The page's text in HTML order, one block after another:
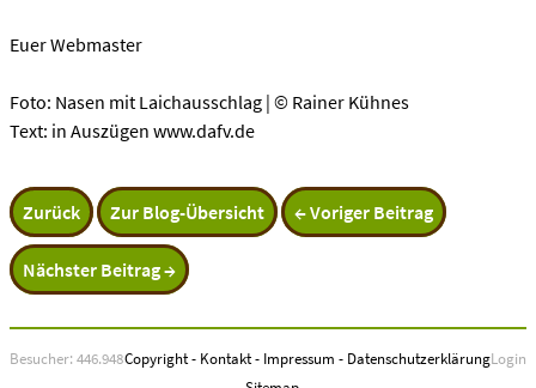
Euer Webmaster
Foto: Nasen mit Laichausschlag | © Rainer Kühnes
Text: in Auszügen www.dafv.de
Zurück Zur Blog-Übersicht ← Voriger Beitrag
Nächster Beitrag →
Besucher: 446.948 Login
Copyright- Kontakt- Impressum - Datenschutzerklärung